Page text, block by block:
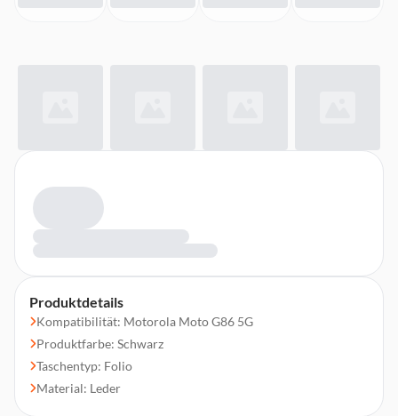
Produktdetails
Kompatibilität: Motorola Moto G86 5G
Produktfarbe: Schwarz
Taschentyp: Folio
Material: Leder